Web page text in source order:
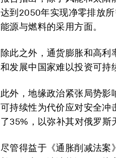
达到2050年实现净零排放
能源与燃料的采用方面。
除此之外，通货膨胀和高
和发展中国家难以投资可持
此外，地缘政治紧张局势
可持续性为代价应对安全
了35%，以弥补其对俄罗斯
尽管得益于《通胀削减法案